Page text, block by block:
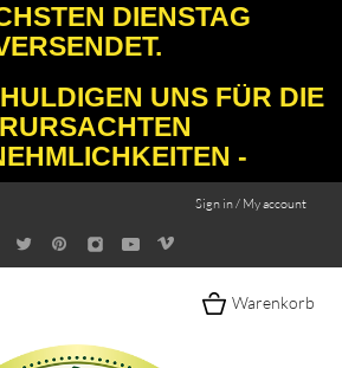
DIENSTAG
UNS FÜR DIE
-
Sign in / My account
Warenkorb